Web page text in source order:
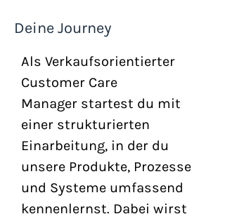
Deine Journey
Als Verkaufsorientierter
Customer Care
Manager startest du mit
einer strukturierten
Einarbeitung, in der du
unsere Produkte, Prozesse
und Systeme umfassend
kennenlernst. Dabei wirst